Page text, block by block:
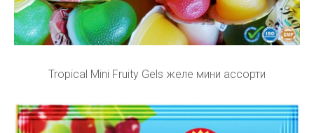
Tropical Mini Fruity Gels желе мини ассорти